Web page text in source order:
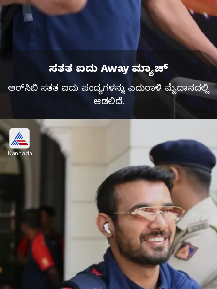
ಸತತ ಐದು Away ಮ್ಯಾಚ್‌
ಆರ್‌ಸಿಬಿ ಸತತ ಐದು ಪಂದ್ಯಗಳನ್ನು ಎದುರಾಳಿ ಮೈದಾನದಲ್ಲಿ
ಆಡಲಿದೆ.
Kannada